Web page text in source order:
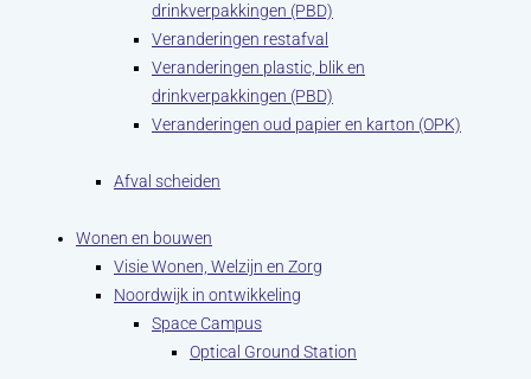
drinkverpakkingen (PBD)
Veranderingen restafval
Veranderingen plastic, blik en
drinkverpakkingen (PBD)
Veranderingen oud papier en karton (OPK)
Afval scheiden
Wonen en bouwen
Visie Wonen, Welzijn en Zorg
Noordwijk in ontwikkeling
Space Campus
Optical Ground Station